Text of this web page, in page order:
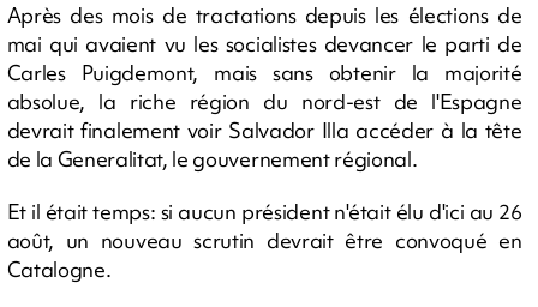
Après des mois de tractations depuis les élections de
mai qui avaient vu les socialistes devancer le parti de
Carles Puigdemont, mais sans obtenir la majorité
absolue, la riche région du nord-est de l'Espagne
devrait finalement voir Salvador Illa accéder à la tête
de la Generalitat, le gouvernement régional.
Et il était temps: si aucun président n'était élu d'ici au 26
août, un nouveau scrutin devrait être convoqué en
Catalogne.